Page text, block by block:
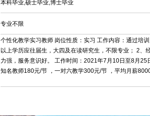
本科毕业,硕士毕业,博士毕业
专业不限
个性化教学实习教师 岗位性质：实习 工作内容：通过培
以上学历应往届生，大四及在读研究生，不限专业； 2
力强，服务意识好。 工作时间：2021年7月10日至8月
知名教师180元/节 ，一对六教学300元/节 ，平均月薪